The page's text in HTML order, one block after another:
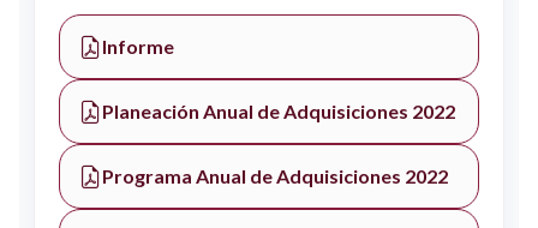
Informe
Planeación Anual de Adquisiciones 2022
Programa Anual de Adquisiciones 2022